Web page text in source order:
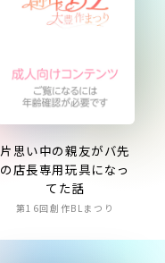
片思い中の親友がバ先
の店長専用玩具になっ
てた話
第16回創作BLまつり